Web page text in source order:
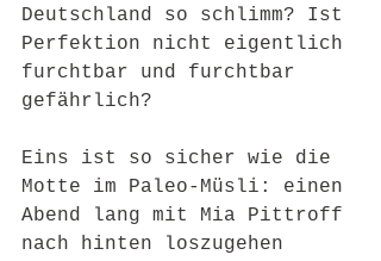
Deutschland so schlimm? Ist
Perfektion nicht eigentlich
furchtbar und furchtbar
gefährlich?
Eins ist so sicher wie die
Motte im Paleo-Müsli: einen
Abend lang mit Mia Pittroff
nach hinten loszugehen